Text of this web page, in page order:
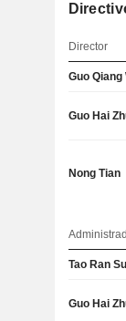
Director
Guo Qiang
Guo Hai
Nong Tian
Tao Ran
Guo Hai